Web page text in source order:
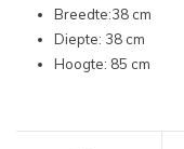
Breedte:38 cm
Diepte: 38 cm
Hoogte: 85 cm